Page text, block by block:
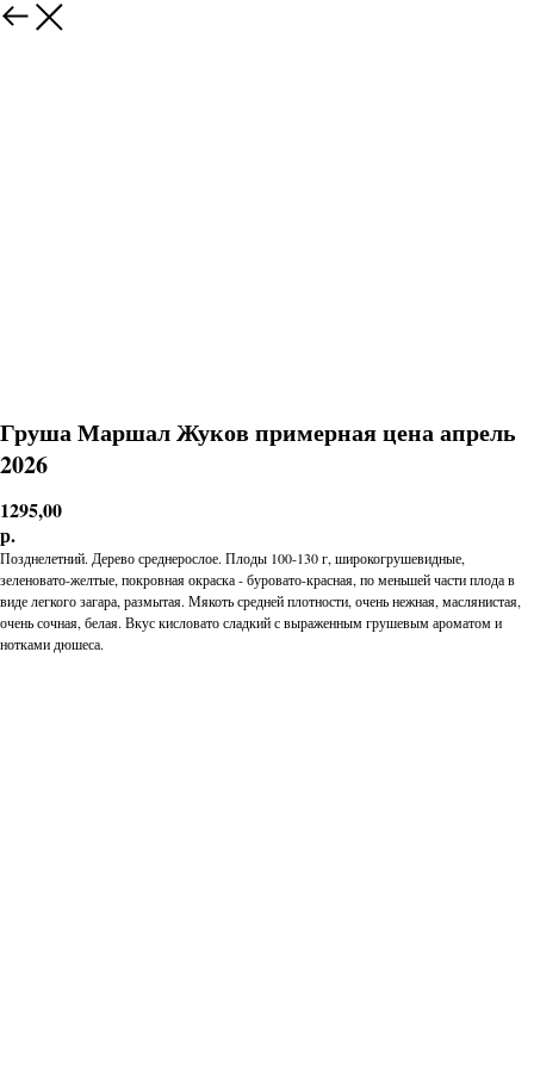
Груша Маршал Жуков примерная цена апрель
2026
1295,00
р.
Позднелетний. Дерево среднерослое. Плоды 100-130 г, широкогрушевидные,
зеленовато-желтые, покровная окраска - буровато-красная, по меньшей части плода в
виде легкого загара, размытая. Мякоть средней плотности, очень нежная, маслянистая,
очень сочная, белая. Вкус кисловато сладкий с выраженным грушевым ароматом и
нотками дюшеса.